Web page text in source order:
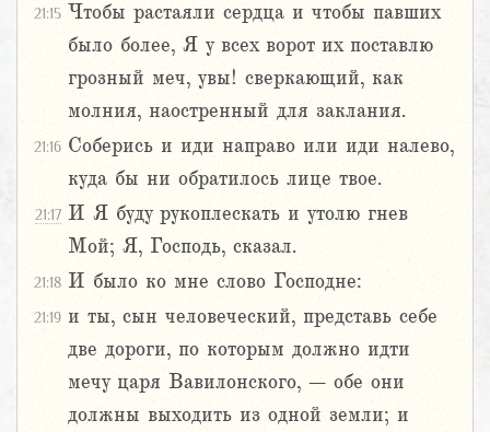
21:15 Чтобы растаяли сердца и чтобы павших
было более, Я у всех ворот их поставлю
грозный меч, увы! сверкающий, как
молния, наостренный для заклания.
21:16 Соберись и иди направо или иди налево,
куда бы ни обратилось лице твое.
21:17 И Я буду рукоплескать и утолю гнев
Мой; Я, Господь, сказал.
21:18 И было ко мне слово Господне:
21:19 и ты, сын человеческий, представь себе
две дороги, по которым должно идти
мечу царя Вавилонского, – обе они
должны выходить из одной земли; и